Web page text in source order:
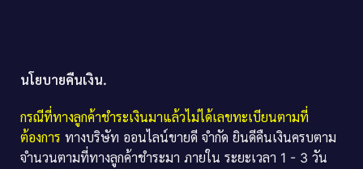
นโยบายคืนเงิน.
กรณีที่ทางลูกค้าชำระเงินมาแล้วไม่ได้เลขทะเบียนตามที่
ต้องการ ทางบริษัท ออนไลน์ขายดี จำกัด ยินดีคืนเงินครบตาม
จำนวนตามที่ทางลูกค้าชำระมา ภายใน ระยะเวลา 1 - 3 วัน